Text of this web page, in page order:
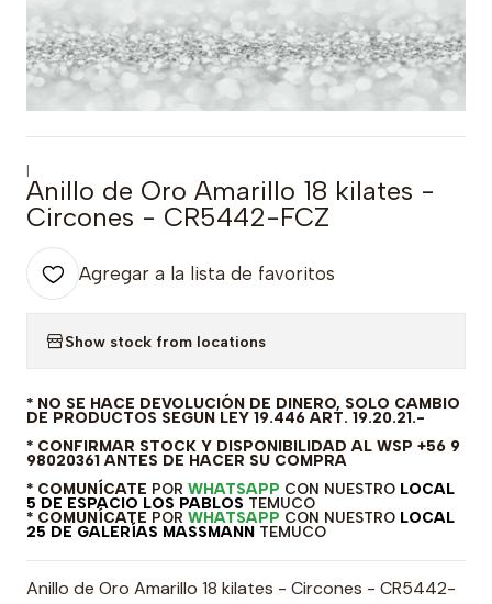
|
Anillo de Oro Amarillo 18 kilates -
Circones - CR5442-FCZ
Agregar a la lista de favoritos
Show stock from locations
* NO SE HACE DEVOLUCIÓN DE DINERO, SOLO CAMBIO
DE PRODUCTOS SEGUN LEY 19.446 ART. 19.20.21.-
* CONFIRMAR STOCK Y DISPONIBILIDAD AL WSP +56 9
98020361 ANTES DE HACER SU COMPRA
* COMUNÍCATE POR WHATSAPP CON NUESTRO LOCAL
5 DE ESPACIO LOS PABLOS TEMUCO
* COMUNÍCATE POR WHATSAPP CON NUESTRO LOCAL
25 DE GALERÍAS MASSMANN TEMUCO
Anillo de Oro Amarillo 18 kilates - Circones - CR5442-